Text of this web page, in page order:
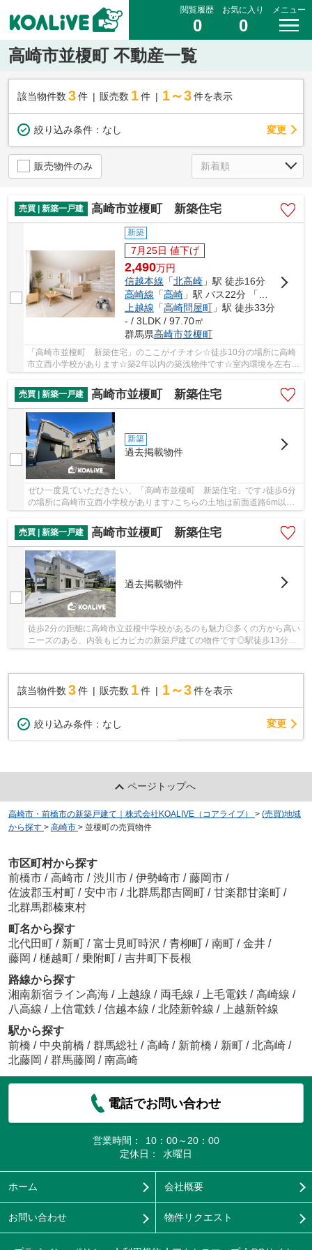
閲覧履歴
0
お気に入り
0
メニュー
高崎市並榎町 不動産一覧
該当物件数 3件 販売数 1 件 1～3 件を表示
絞り込み条件： なし 変更
販売物件のみ
売買 | 新築一戸建 高崎市並榎町 新築住宅
新築
7月25日 値下げ
2,490万円
信越本線 「北高崎」駅 徒歩16分
高崎線 「高崎」駅 バス22分 「続橋」 停歩11分
上越線 「高崎問屋町」駅 徒歩33分
- / 3LDK / 97.70㎡
群馬県高崎市並榎町
「高崎市並榎町 新築住宅」のここがイチオシ☆徒歩10分の場所に高崎
市立西小学校があります☆築2年以内の築浅物件です☆室内環境を左右す
売買 | 新築一戸建
高崎市並榎町 新築住宅
新築
過去掲載物件
ぜひ一度見ていただきたい、「高崎市並榎町 新築住宅」です♪徒歩6分
の場所に高崎市立西小学校があります♪こちらの土地は前面道路6m以上
売買 | 新築一戸建
高崎市並榎町 新築住宅
過去掲載物件
徒歩2分の距離に高崎市立並榎中学校があるのも魅力◎多くの方から高い
ニーズのある、内装もピカピカの新築戸建ての物件です◎駅徒歩13分の
該当物件数 3件 販売数 1 件 1～3 件を表示
絞り込み条件： なし 変更
ページトップへ
高崎市・前橋市の新築戸建て｜株式会社KOALIVE（コアライブ） > (売買)地域
から探す > 高崎市 > 並榎町の売買物件
市区町村から探す
前橋市 / 高崎市 / 渋川市 / 伊勢崎市 / 藤岡市 /
佐波郡玉村町 / 安中市 / 北群馬郡吉岡町 / 甘楽郡甘楽町 /
北群馬郡榛東村
町名から探す
北代田町 / 新町 / 富士見町時沢 / 青柳町 / 南町 / 金井 /
藤岡 / 樋越町 / 乗附町 / 吉井町下長根
路線から探す
湘南新宿ライン高海 / 上越線 / 両毛線 / 上毛電鉄 / 高崎線 /
八高線 / 上信電鉄 / 信越本線 / 北陸新幹線 /
上越新幹線
駅から探す
前橋 / 中央前橋 / 群馬総社 / 高崎 / 新前橋 / 新町 / 北高崎 /
北藤岡 / 群馬藤岡 / 南高崎
電話でお問い合わせ
営業時間：
10：00～20：00
定休日：
水曜日
ホーム 会社概要
お問い合わせ 物件リクエスト